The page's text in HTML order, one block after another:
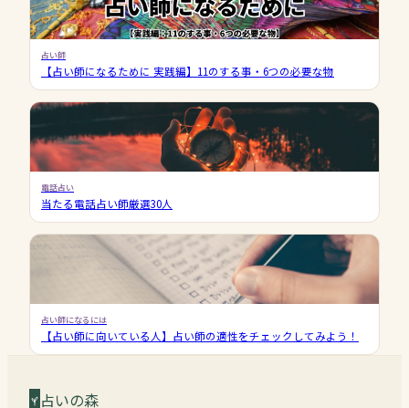
占い師
【占い師になるために 実践編】11のする事・6つの必要な物
電話占い
当たる電話占い師厳選30人
占い師になるには
【占い師に向いている人】占い師の適性をチェックしてみよう！
占いの森